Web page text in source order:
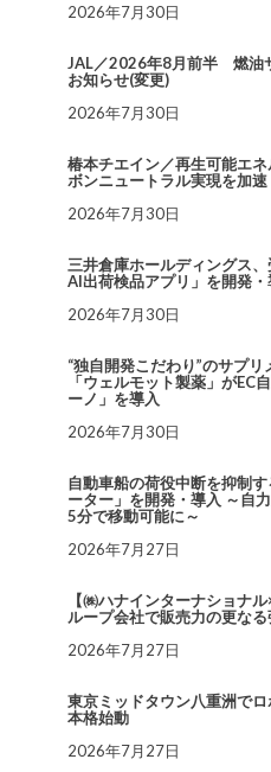
2026年7月30日
JAL／2026年8月前半 燃油
お知らせ(変更)
2026年7月30日
椿本チエイン／再生可能エ
ボンニュートラル実現を加速
2026年7月30日
三井倉庫ホールディングス
AI出荷検品アプリ」を開発・
2026年7月30日
“独自開発こだわり”のサプ
「ウェルモット製薬」がEC
ーノ」を導入
2026年7月30日
自動車船の荷役中断を抑制
ーター」を開発・導入 ～自
5分で移動可能に～
2026年7月27日
【㈱ハナインターナショナ
ループ会社で販売力の更なる
2026年7月27日
東京ミッドタウン八重洲で
本格始動
2026年7月27日